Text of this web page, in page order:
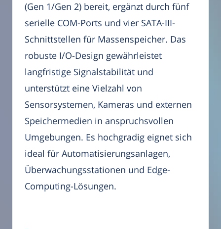
(Gen 1/Gen 2) bereit, ergänzt durch fünf
serielle COM-Ports und vier SATA-III-
Schnittstellen für Massenspeicher. Das
robuste I/O-Design gewährleistet
langfristige Signalstabilität und
unterstützt eine Vielzahl von
Sensorsystemen, Kameras und externen
Speichermedien in anspruchsvollen
Umgebungen. Es hochgradig eignet sich
ideal für Automatisierungsanlagen,
Überwachungsstationen und Edge-
Computing-Lösungen.